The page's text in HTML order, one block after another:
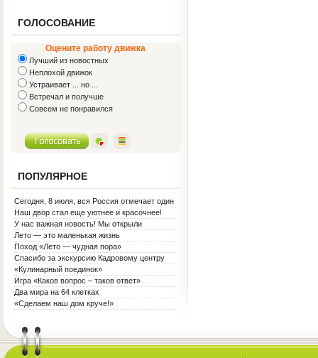
ГОЛОСОВАНИЕ
Оцените работу движка
Лучший из новостных
Неплохой движок
Устраивает ... но ...
Встречал и получше
Совсем не понравился
ПОПУЛЯРНОЕ
Сегодня, 8 июля, вся Россия отмечает один
из самых светлых праздников — День
семьи, любви и верности!
Наш двор стал еще уютнее и красочнее!
У нас важная новость! Мы открыли
Социальную гостиную.
Лето — это маленькая жизнь
Поход «Лето — чудная пора»
Спасибо за экскурсию Кадровому центру
«Кулинарный поединок»
Игра «Каков вопрос – таков ответ»
Два мира на 64 клетках
«Сделаем наш дом круче!»